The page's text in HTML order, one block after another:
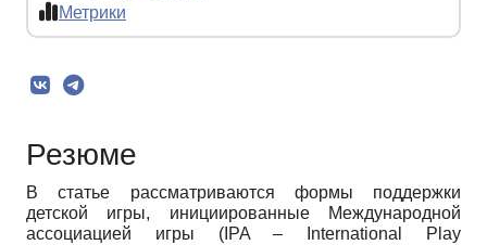
Метрики
Резюме
В статье рассматриваются формы поддержки
детской игры, инициированные Международной
ассоциацией игры (IPA – International Play